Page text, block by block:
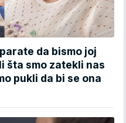
da bismo joj
šta smo zatekli nas
pukli da bi se ona